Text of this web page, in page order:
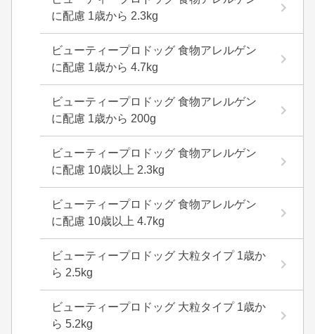
に配慮 1歳から 2.3kg
ビューティープロドッグ 食物アレルゲン
に配慮 1歳から 4.7kg
ビューティープロドッグ 食物アレルゲン
に配慮 1歳から 200g
ビューティープロドッグ 食物アレルゲン
に配慮 10歳以上 2.3kg
ビューティープロドッグ 食物アレルゲン
に配慮 10歳以上 4.7kg
ビューティープロドッグ 大粒タイプ 1歳か
ら 2.5kg
ビューティープロドッグ 大粒タイプ 1歳か
ら 5.2kg